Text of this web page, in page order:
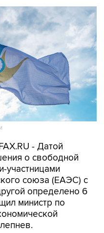
- Датой
о свободной
участницами
союза (ЕАЭС) с
определено 6
министр по